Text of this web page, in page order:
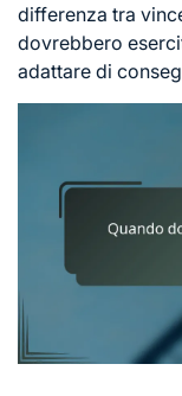
differenza tra
dovrebbero
adattare di